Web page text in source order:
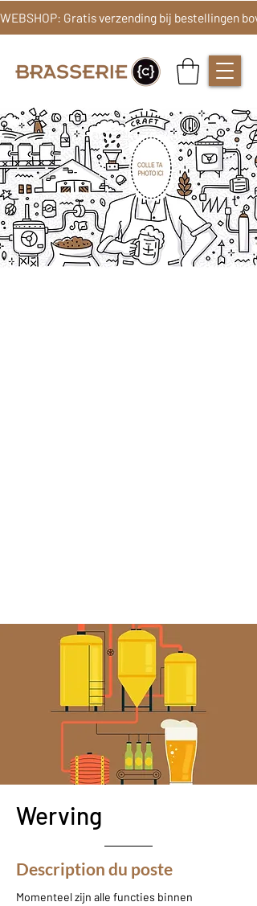
Werving
Description du poste
Momenteel zijn alle functies binnen